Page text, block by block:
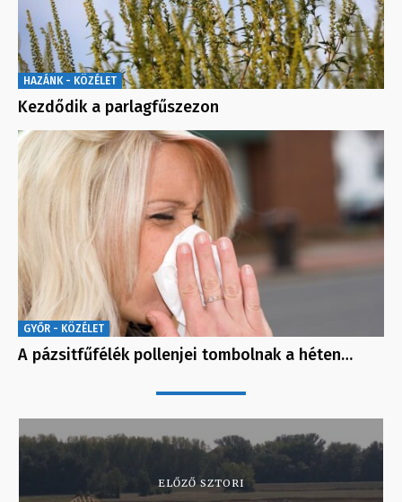
HAZÁNK - KÖZÉLET
Kezdődik a parlagfűszezon
GYŐR - KÖZÉLET
A pázsitfűfélék pollenjei tombolnak a héten…
ELŐZŐ SZTORI